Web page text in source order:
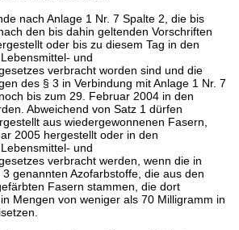
nach Anlage 1 Nr. 7 Spalte 2, die bis
den bis dahin geltenden Vorschriften
oder bis zu diesem Tag in den
und
verbracht worden sind und die
des § 3 in Verbindung mit Anlage 1 Nr. 7
bis zum 29. Februar 2004 in den
Abweichend von Satz 1 dürfen
aus wiedergewonnenen Fasern,
2005 hergestellt oder in den
und
verbracht werden, wenn die in
genannten Azofarbstoffe, die aus den
Fasern stammen, die dort
Mengen von weniger als 70 Milligramm in